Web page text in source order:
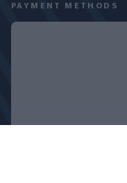
PAYMENT METHODS